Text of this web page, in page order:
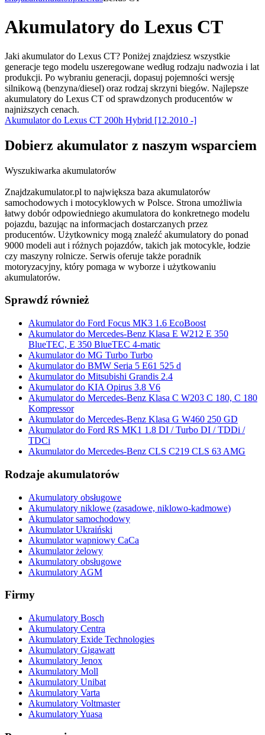
Akumulatory do Lexus CT
Jaki akumulator do Lexus CT? Poniżej znajdziesz wszystkie
generacje tego modelu uszeregowane według rodzaju nadwozia i lat
produkcji. Po wybraniu generacji, dopasuj pojemności wersję
silnikową (benzyna/diesel) oraz rodzaj skrzyni biegów. Najlepsze
akumulatory do Lexus CT od sprawdzonych producentów w
najniższych cenach.
Akumulator do Lexus CT 200h Hybrid [12.2010 -]
Dobierz akumulator z naszym wsparciem
Wyszukiwarka akumulatorów
Znajdzakumulator.pl to największa baza akumulatorów
samochodowych i motocyklowych w Polsce. Strona umożliwia
łatwy dobór odpowiedniego akumulatora do konkretnego modelu
pojazdu, bazując na informacjach dostarczanych przez
producentów. Użytkownicy mogą znaleźć akumulatory do ponad
9000 modeli aut i różnych pojazdów, takich jak motocykle, łodzie
czy maszyny rolnicze. Serwis oferuje także poradnik
motoryzacyjny, który pomaga w wyborze i użytkowaniu
akumulatorów.
Sprawdź również
Akumulator do Ford Focus MK3 1.6 EcoBoost
Akumulator do Mercedes-Benz Klasa E W212 E 350
BlueTEC, E 350 BlueTEC 4-matic
Akumulator do MG Turbo Turbo
Akumulator do BMW Seria 5 E61 525 d
Akumulator do Mitsubishi Grandis 2.4
Akumulator do KIA Opirus 3.8 V6
Akumulator do Mercedes-Benz Klasa C W203 C 180, C 180
Kompressor
Akumulator do Mercedes-Benz Klasa G W460 250 GD
Akumulator do Ford RS MK1 1.8 DI / Turbo DI / TDDi /
TDCi
Akumulator do Mercedes-Benz CLS C219 CLS 63 AMG
Rodzaje akumulatorów
Akumulatory obsługowe
Akumulatory niklowe (zasadowe, niklowo-kadmowe)
Akumulator samochodowy
Akumulator Ukraiński
Akumulator wapniowy CaCa
Akumulator żelowy
Akumulatory obsługowe
Akumulatory AGM
Firmy
Akumulatory Bosch
Akumulatory Centra
Akumulatory Exide Technologies
Akumulatory Gigawatt
Akumulatory Jenox
Akumulatory Moll
Akumulatory Unibat
Akumulatory Varta
Akumulatory Voltmaster
Akumulatory Yuasa